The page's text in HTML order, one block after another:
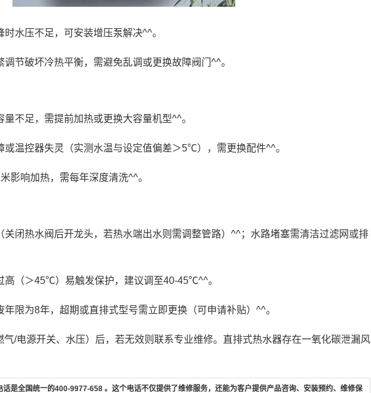
时水压不足，可安装增压泵解决^^。
调节破坏冷热平衡，需避免乱调或更换故障阀门^^。
量不足，需提前加热或更换大容量机型^^。
或温控器失灵（实测水温与设定值偏差＞5℃），需更换配件^^。
影响加热，需每年深度清洗^^。
关闭热水阀后开龙头，若热水端出水则需调整管路）^^；水路堵塞需清洁过滤网或排
高（＞45℃）易触发保护，建议调至40-45℃^^。
年限为8年，超期或直排式型号需立即更换（可申请补贴）^^。
气/电源开关、水压）后，若无效则联系专业维修。直排式热水器存在一氧化碳泄漏风
话是全国统一的400-9977-658 。这个电话不仅提供了维修服务，还能为客户提供产品咨询、安装预约、维修保